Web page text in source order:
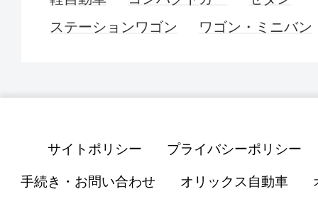
ステーションワゴン
ワゴン・ミニバン
サイトポリシー プライバシーポリシー
手続き・お問い合わせ オリックス自動車